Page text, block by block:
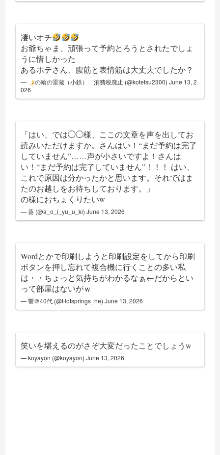
凄いオチ
お爺ちゃま、頑張って予約とろうとされたでしょ
うに惜しかった
あるホテさん、腹筋と表情筋は大丈夫でしたか？
— の輪の雷蔵（小鉄） 消費税廃止 (@kotetsu2300) June 13, 2
026
「はい、では◯◯様、ここの文章を声を出してお
読みいただけますか。さんはい！“まだ予約は完了
していません”……声が小さいですよ！さんは
い！“まだ予約は完了していません”！！！ はい、
これで原因は分かったかと思います。それではま
たのお越しをお待ちしております。」
の様におちょくりたいw
— 葵 (@a_o_i_yu_u_ki)June 13, 2026
Wordとかで印刷しようと印刷設定をしてから印刷
ボタンを押し忘れて複合機に行くことの多い私
は・・ちょっと気持ちがわかるなぁ←だからとい
って部屋はないがｗ
— 響＠40代 (@Hotsprings_he)June 13, 2026
笑いを堪えるのがさぞ大変だったことでしょうw
— koyayon (@koyayon)June 13, 2026